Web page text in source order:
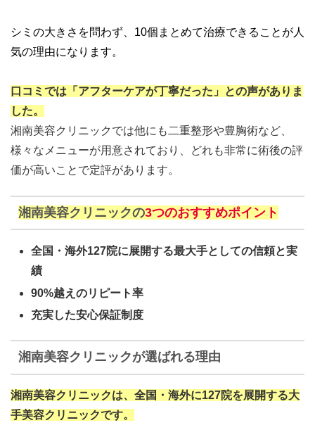
シミの大きさを問わず、10個まとめて治療できることが人
気の理由になります。
口コミでは「アフターケアが丁寧だった」との声がありま
した。
湘南美容クリニックでは他にも二重整形や豊胸術など、
様々なメニューが用意されており、どれも非常に術後の評
価が高いことで定評があります。
湘南美容クリニックの3つのおすすめポイント
全国・海外127院に展開する最大手としての信頼と実
績
90%越えのリピート率
充実した安心保証制度
湘南美容クリニックが選ばれる理由
湘南美容クリニックは、全国・海外に127院を展開する大
手美容クリニックです。